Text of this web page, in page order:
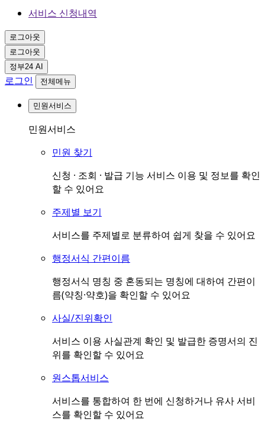
서비스 신청내역
로그아웃
로그아웃
정부24 AI
로그인 전체메뉴
민원서비스
민원서비스
민원 찾기
신청 · 조회 · 발급 기능 서비스 이용 및 정보를 확인
할 수 있어요
주제별 보기
서비스를 주제별로 분류하여 쉽게 찾을 수 있어요
행정서식 간편이름
행정서식 명칭 중 혼동되는 명칭에 대하여 간편이
름(약칭·약호)을 확인할 수 있어요
사실/진위확인
서비스 이용 사실관계 확인 및 발급한 증명서의 진
위를 확인할 수 있어요
원스톱서비스
서비스를 통합하여 한 번에 신청하거나 유사 서비
스를 확인할 수 있어요